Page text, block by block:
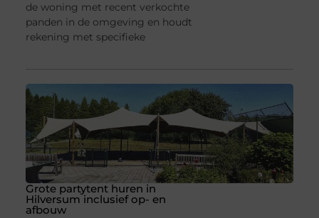
de woning met recent verkochte
panden in de omgeving en houdt
rekening met specifieke
Grote partytent huren in
Hilversum inclusief op- en
afbouw